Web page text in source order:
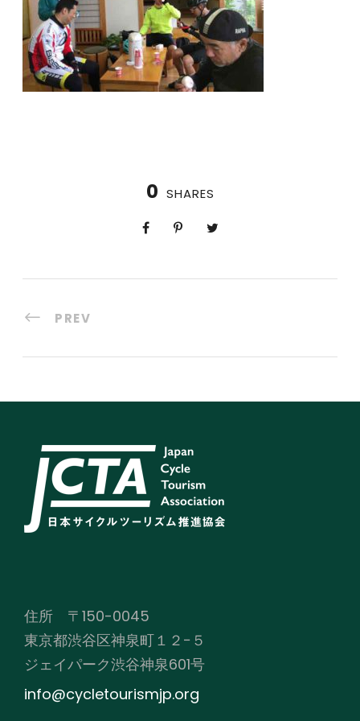
0 SHARES
PREV
住所 〒150-0045
東京都渋谷区神泉町１２−５
ジェイパーク渋谷神泉601号
info@cycletourismjp.org